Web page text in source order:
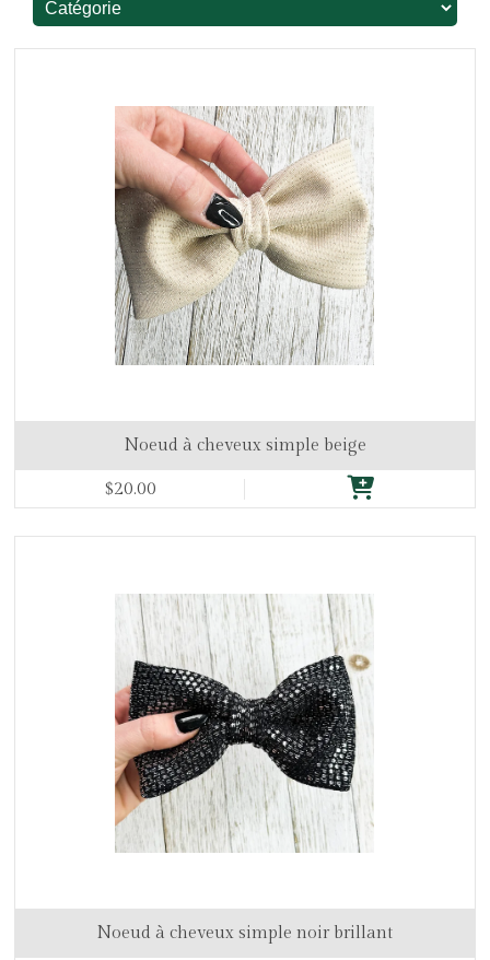
Noeud à cheveux simple beige
$20.00
Noeud à cheveux simple noir brillant